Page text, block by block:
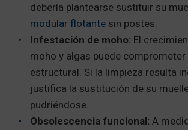
debería plantearse sustituir su
modular flotante sin postes.
Infestación de moho: El
moho y algas puede
estructural. Si la limpieza resulta
justifica la sustitución de su
pudriéndose.
Obsolescencia funcional: A